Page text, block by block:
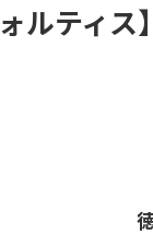
ォルティ